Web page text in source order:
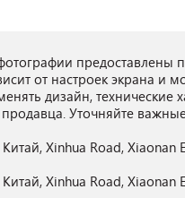
предоставлены
от настроек экрана и
дизайн, технические
Уточняйте
Xinhua Road,
Xinhua Road,